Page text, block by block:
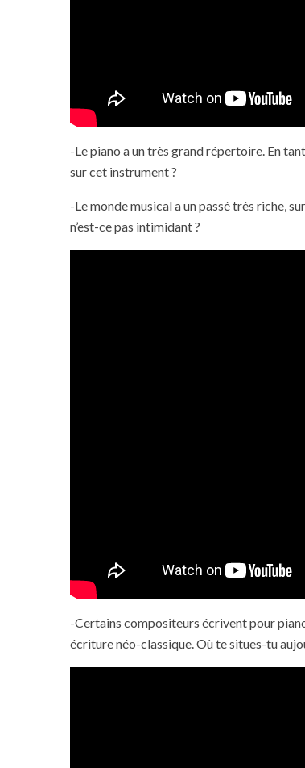
-Le piano a un très grand répertoire. En
sur cet instrument ?
-Le monde musical a un passé très riche,
n’est-ce pas intimidant ?
-Certains compositeurs écrivent pour
écriture néo-classique. Où te situes-tu